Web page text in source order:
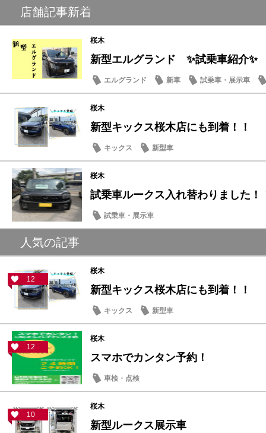
店舗記事新着
桜木
新型エルグランド ✨試乗車紹介✨
エルグランド 新車 試乗車・展示車
桜木
新型キックス桜木店にも到着！！
キックス 新型車
桜木
試乗車ルークス入れ替わりました！
試乗車・展示車
人気の記事
12
桜木
新型キックス桜木店にも到着！！
キックス 新型車
12
桜木
スマホでカンタン予約！
車検・点検
10
桜木
新型ルークス展示車